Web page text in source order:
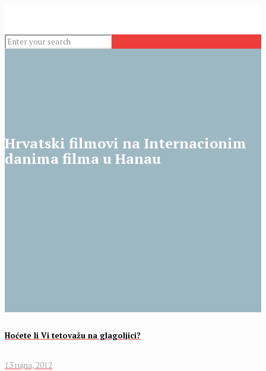
Hrvatski filmovi na Internacionim
danima filma u Hanau
Hoćete li Vi tetovažu na glagoljici?
13 rujna, 2012